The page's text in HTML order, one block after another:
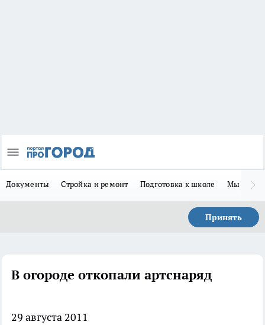
Документы Стройка и ремонт Подготовка к школе Мы в MAX
Принять
В огороде откопали артснаряд
29 августа 2011